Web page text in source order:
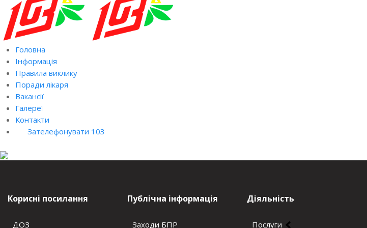
Головна
Інформація
Правила виклику
Поради лікаря
Вакансії
Галереї
Контакти
Зателефонувати 103
Корисні посилання
ДОЗ
Публічна інформація
Заходи БПР
Діяльність
Послуги